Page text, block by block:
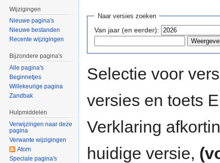
Naar versies zoeken
Van jaar (en eerder):
Selectie voor
versies en toets
Verklaring
huidige versie,
Wijzigingen
Nieuwe pagina's
Nieuwe bestanden
Recente wijzigingen
Bijzondere pagina's
Alle pagina's
Beginnetjes
Willekeurige pagina
Zandbak
Hulpmiddelen
Verwijzingen naar deze
pagina
Verwante wijzigingen
Atom
Speciale pagina's